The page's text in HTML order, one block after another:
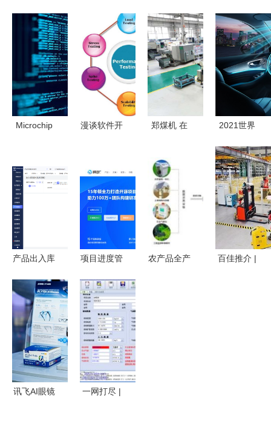
Microchip
Harmony
为PIC®和
SAM单片机
打造统一软
件开发框架
漫谈软件开
变与挑战
郑煤机 在
写技术服务
新篇章
2021世界
会 上汽乘
用车荣
获“智能制
造标杆企
业”称号，
网络技术服
产品出入库
序与技术服
务的优化策
略
项目进度管
2024年最
佳8款网络
技术服务工
具盘点
农产品全产
百佳推介 |
讯飞AI眼镜
一网打尽 |